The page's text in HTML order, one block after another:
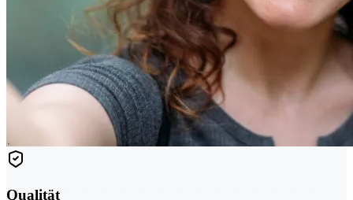
Qualität